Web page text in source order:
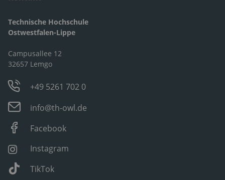
Technische Hochschule
Ostwestfalen-Lippe
Campusallee 12
32657 Lemgo
+49 5261 702 0
info@th-owl.de
Facebook
Instagram
TikTok